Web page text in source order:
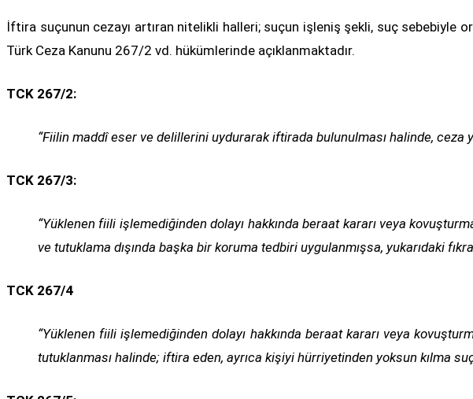
İftira suçunun cezayı artıran nitelikli halleri; suçun işleniş şekli, suç sebebiyle
Türk Ceza Kanunu 267/2 vd. hükümlerinde açıklanmaktadır.
TCK 267/2:
“Fiilin maddî eser ve delillerini uydurarak iftirada bulunulması halinde, ceza
TCK 267/3:
“Yüklenen fiili işlemediğinden dolayı hakkında beraat kararı veya
ve tutuklama dışında başka bir koruma tedbiri uygulanmışsa, yukarıdaki
TCK 267/4
“Yüklenen fiili işlemediğinden dolayı hakkında beraat kararı veya
tutuklanması halinde; iftira eden, ayrıca kişiyi hürriyetinden yoksun kılma